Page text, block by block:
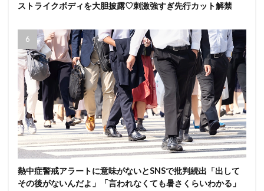
ストライクボディを大胆披露♡刺激強すぎ先行カット解禁
熱中症警戒アラートに意味がないとSNSで批判続出「出して
その後がないんだよ」「言われなくても暑さくらいわかる」